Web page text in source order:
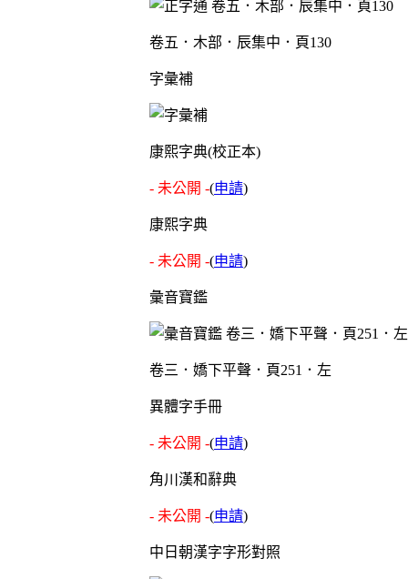
卷五．木部．辰集中．頁130
字彙補
康熙字典(校正本)
- 未公開 -(申請)
康熙字典
- 未公開 -(申請)
彙音寶鑑
卷三．嬌下平聲．頁251．左
異體字手冊
- 未公開 -(申請)
角川漢和辭典
- 未公開 -(申請)
中日朝漢字字形對照